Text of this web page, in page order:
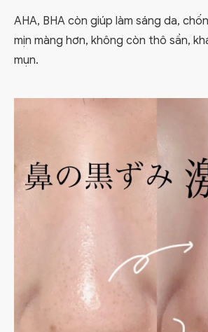
AHA, BHA còn giúp làm sáng da,
mịn màng hơn, không còn thô sần,
mụn.